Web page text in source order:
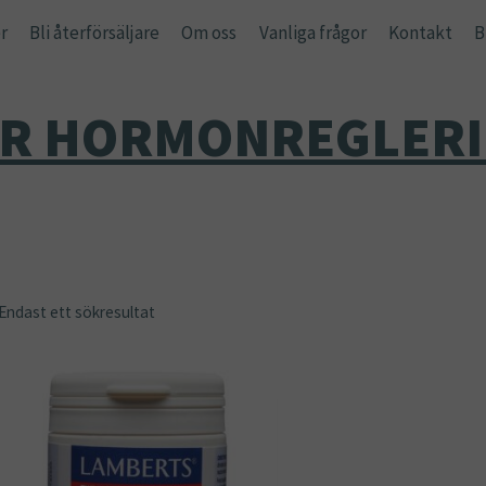
Bli återförsäljare Om oss Vanliga frågor Kontakt
Endast ett sökresultat